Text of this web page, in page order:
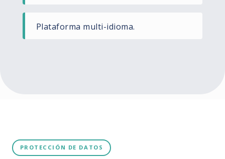
Plataforma multi-idioma.
PROTECCIÓN DE DATOS